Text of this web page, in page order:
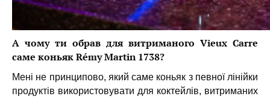
А чому ти обрав для витриманого Vieux Carre
саме коньяк Rémy Martin 1738?
Мені не принципово, який саме коньяк з певної лінійки
продуктів використовувати для коктейлів, витриманих